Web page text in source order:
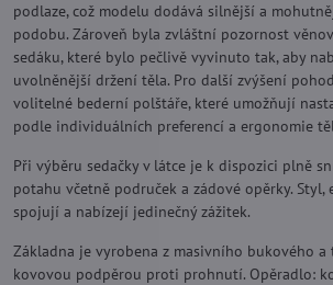
podlaze, což modelu dodává silnější a
podobu. Zároveň byla zvláštní pozornost
sedáku, které bylo pečlivě vyvinuto tak, aby
uvolněnější držení těla. Pro další zvýšení
volitelné bederní polštáře, které umožňují
podle individuálních preferencí a ergonomie
Při výběru sedačky v látce je k dispozici plně
potahu včetně područek a zádové opěrky. Styl,
spojují a nabízejí jedinečný zážitek.
Základna je vyrobena z masivního bukového
kovovou podpěrou proti prohnutí. Opěradlo: